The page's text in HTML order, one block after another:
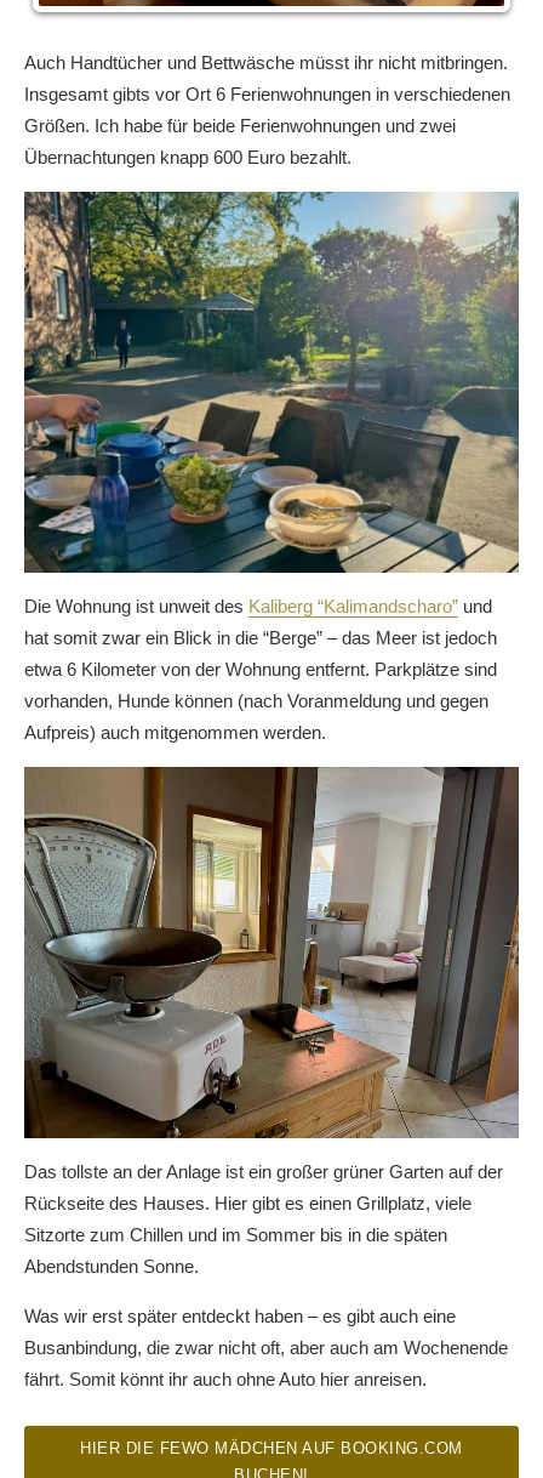
Auch Handtücher und Bettwäsche müsst ihr nicht mitbringen.
Insgesamt gibts vor Ort 6 Ferienwohnungen in verschiedenen
Größen. Ich habe für beide Ferienwohnungen und zwei
Übernachtungen knapp 600 Euro bezahlt.
Die Wohnung ist unweit des Kaliberg “Kalimandscharo” und
hat somit zwar ein Blick in die “Berge” – das Meer ist jedoch
etwa 6 Kilometer von der Wohnung entfernt. Parkplätze sind
vorhanden, Hunde können (nach Voranmeldung und gegen
Aufpreis) auch mitgenommen werden.
Das tollste an der Anlage ist ein großer grüner Garten auf der
Rückseite des Hauses. Hier gibt es einen Grillplatz, viele
Sitzorte zum Chillen und im Sommer bis in die späten
Abendstunden Sonne.
Was wir erst später entdeckt haben – es gibt auch eine
Busanbindung, die zwar nicht oft, aber auch am Wochenende
fährt. Somit könnt ihr auch ohne Auto hier anreisen.
HIER DIE FEWO MÄDCHEN AUF BOOKING.COM